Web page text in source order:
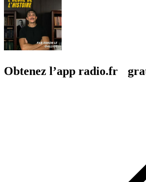
Obtenez l’app radio.fr